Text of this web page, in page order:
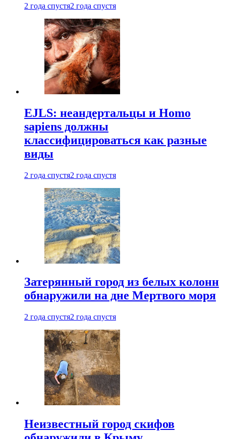
2 года спустя2 года спустя
EJLS: неандертальцы и Homo
sapiens должны
классифицироваться как разные
виды
2 года спустя2 года спустя
Затерянный город из белых колонн
обнаружили на дне Мертвого моря
2 года спустя2 года спустя
Неизвестный город скифов